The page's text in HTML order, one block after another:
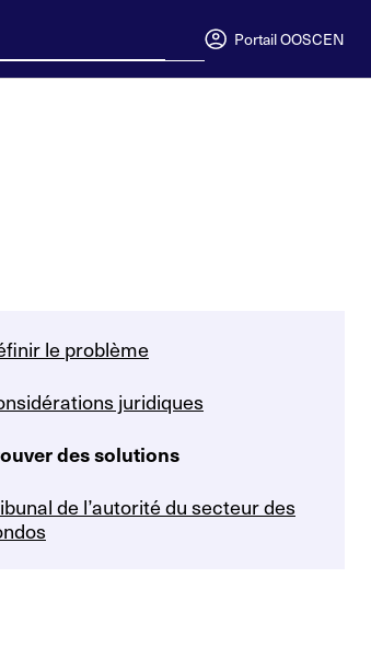
Portail OOSCEN
le problème
juridiques
des solutions
de l’autorité du secteur des